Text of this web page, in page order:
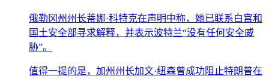
俄勒冈州州长蒂娜·科特克在声明中称，她已联系白宫和
国土安全部寻求解释，并表示波特兰“没有任何安全威
胁”。
值得一提的是，加州州长加文·纽森曾成功阻止特朗普在